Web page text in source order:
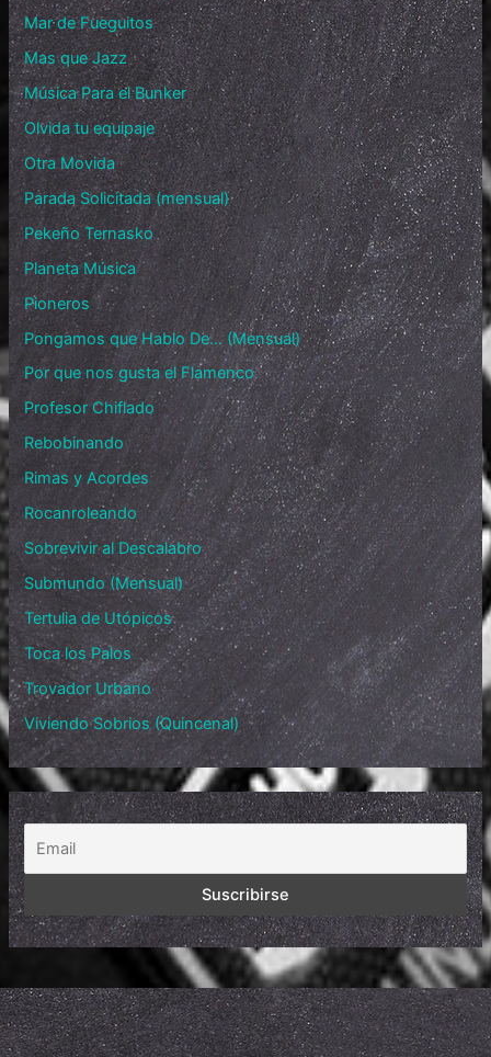
Mar de Fueguitos
Mas que Jazz
Música Para el Bunker
Olvida tu equipaje
Otra Movida
Parada Solicitada (mensual)
Pekeño Ternasko
Planeta Música
Pioneros
Pongamos que Hablo De… (Mensual)
Por que nos gusta el Flamenco
Profesor Chiflado
Rebobinando
Rimas y Acordes
Rocanroleando
Sobrevivir al Descalabro
Submundo (Mensual)
Tertulia de Utópicos
Toca los Palos
Trovador Urbano
Viviendo Sobrios (Quincenal)